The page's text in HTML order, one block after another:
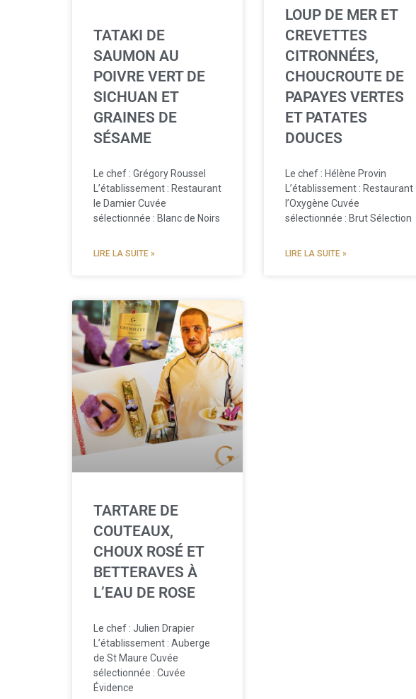
TATAKI DE
SAUMON AU
POIVRE VERT DE
SICHUAN ET
GRAINES DE
SÉSAME
Le chef : Grégory Roussel
L’établissement : Restaurant
le Damier Cuvée
sélectionnée : Blanc de Noirs
LIRE LA SUITE »
LOUP DE MER ET
CREVETTES
CITRONNÉES,
CHOUCROUTE DE
PAPAYES VERTES
ET PATATES
DOUCES
Le chef : Hélène Provin
L’établissement : Restaurant
l’Oxygène Cuvée
sélectionnée : Brut Sélection
LIRE LA SUITE »
TARTARE DE
COUTEAUX,
CHOUX ROSÉ ET
BETTERAVES À
L’EAU DE ROSE
Le chef : Julien Drapier
L’établissement : Auberge
de St Maure Cuvée
sélectionnée : Cuvée
Évidence